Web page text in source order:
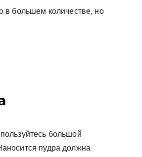
в большем количестве, но
большой
пудра должна